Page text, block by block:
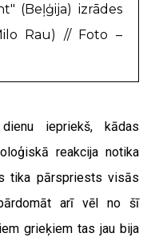
(Beļģija) izrādes
Rau) // Foto –
iepriekš, kādas
reakcija notika
tika pārspriests visās
arī vēl no šī
grieķiem tas jau bija